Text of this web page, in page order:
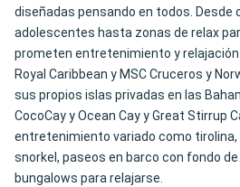
diseñadas pensando en todos. Desde
adolescentes hasta zonas de relax
prometen entretenimiento y
Royal Caribbean y MSC Cruceros y
sus propios islas privadas en las
CocoCay y Ocean Cay y Great Stirrup
entretenimiento variado como
snorkel, paseos en barco con fondo
bungalows para relajarse.